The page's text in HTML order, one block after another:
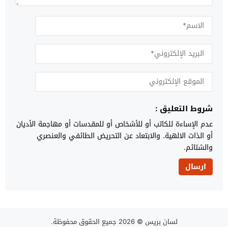
شروط التعليق :
عدم الإساءة للكاتب أو للأشخاص أو للمقدسات أو مهاجمة الأديان
أو الذات الالهية. والابتعاد عن التحريض الطائفي والعنصري
والشتائم.
لسان بريس © 2026 جميع الحقوق محفوظة.